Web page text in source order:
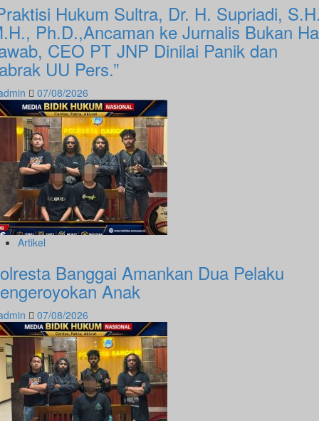
Hukum Sultra, Dr. H. Supriadi,
Ph.D.,Ancaman ke Jurnalis Bukan
CEO PT JNP Dinilai Panik dan
UU Pers.”
07/08/2026
Artikel
Banggai Amankan Dua Pelaku
Anak
07/08/2026